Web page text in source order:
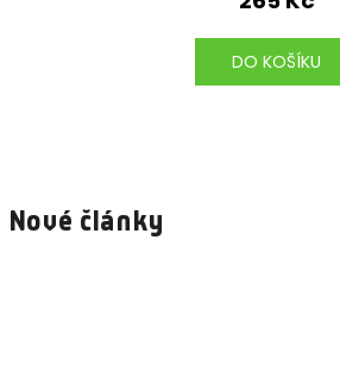
DO KOŠÍKU
Nové články